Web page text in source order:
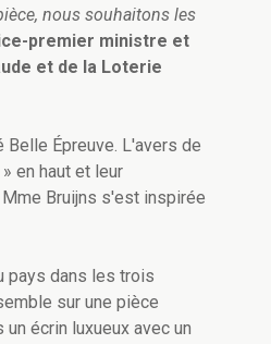
nous souhaitons les
premier ministre et
et de la Loterie
Épreuve. L'avers de
en haut et leur
Bruijns s'est inspirée
pays dans les trois
sur une pièce
écrin luxueux avec un